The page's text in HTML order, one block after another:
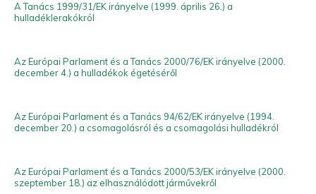
A Tanács 1999/31/EK irányelve (1999. április 26.) a
hulladéklerakókról
Az Európai Parlament és a Tanács 2000/76/EK irányelve (2000.
december 4.) a hulladékok égetéséről
Az Európai Parlament és a Tanács 94/62/EK irányelve (1994.
december 20.) a csomagolásról és a csomagolási hulladékról
Az Európai Parlament és a Tanács 2000/53/EK irányelve (2000.
szeptember 18.) az elhasználódott járművekről